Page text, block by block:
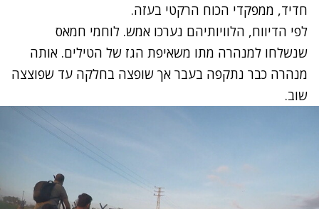
חדיד, ממפקדי הכוח הרקטי בעזה.
לפי הדיווח, הלוויותיהם נערכו אמש. לוחמי חמאס
שנשלחו למנהרה מתו משאיפת הגז של הטילים. אותה
מנהרה כבר נתקפה בעבר אך שופצה בחלקה עד שפוצצה
שוב.